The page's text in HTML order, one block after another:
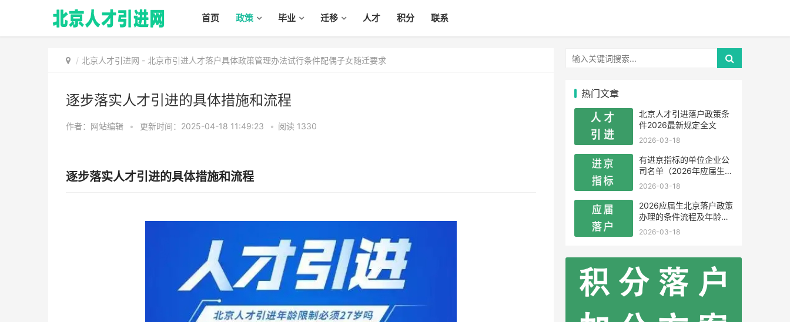
首页 政策 毕业 迁移 人才 积分 联系
北京人才引进网 - 北京市引进人才落户具体政策管理办法试行条件配偶子女随迁要求
逐步落实人才引进的具体措施和流程
作者：网站编辑 • 更新时间：2025-04-18 11:49:23 • 阅读 1330
逐步落实人才引进的具体措施和流程
热门文章
北京人才引进落户政策条
件2026最新规定全文
2026-03-18
有进京指标的单位企业公
司名单（2026年应届生留
学生）
2026-03-18
2026应届生北京落户政策
办理的条件流程及年龄限
制
2026-03-18